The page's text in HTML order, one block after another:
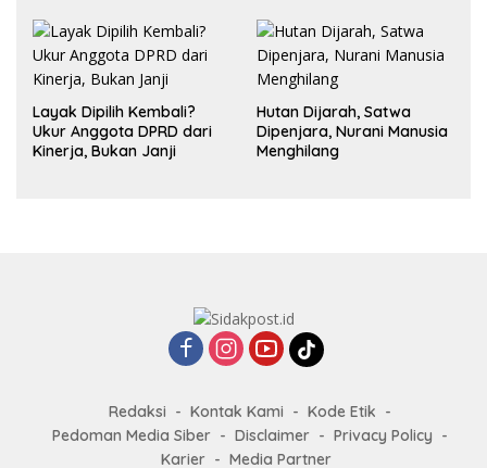
Layak Dipilih Kembali?
Ukur Anggota DPRD dari
Kinerja, Bukan Janji
Hutan Dijarah, Satwa
Dipenjara, Nurani Manusia
Menghilang
Redaksi Kontak Kami
Kode Etik
Pedoman Media Siber
Disclaimer
Privacy Policy
Karier
Media Partner